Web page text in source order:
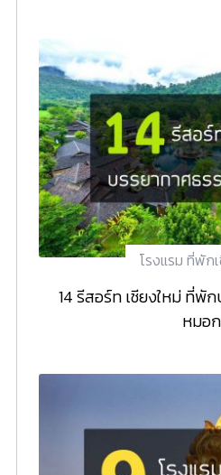
โรงแรม ที่พัก
14 รีสอร์ท เชียงใหม่ ที่พั
หมอก